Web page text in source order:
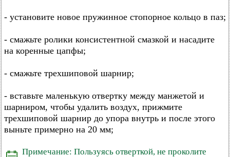
- установите новое пружинное стопорное кольцо в паз;
- смажьте ролики консистентной смазкой и насадите
на коренные цапфы;
- смажьте трехшиповой шарнир;
- вставьте маленькую отвертку между манжетой и
шарниром, чтобы удалить воздух, прижмите
трехшиповой шарнир до упора внутрь и после этого
выньте примерно на 20 мм;
Примечание: Пользуясь отверткой, не проколите